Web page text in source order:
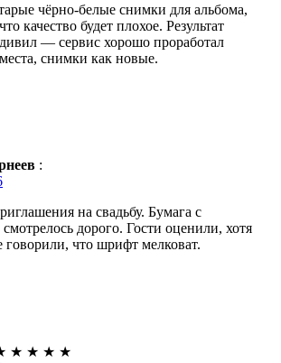
чёрно-белые снимки для альбома,
качество будет плохое. Результат
— сервис хорошо проработал
снимки как новые.
:
на свадьбу. Бумага с
дорого. Гости оценили, хотя
говорили, что шрифт мелковат.
★ ★ ★ ★